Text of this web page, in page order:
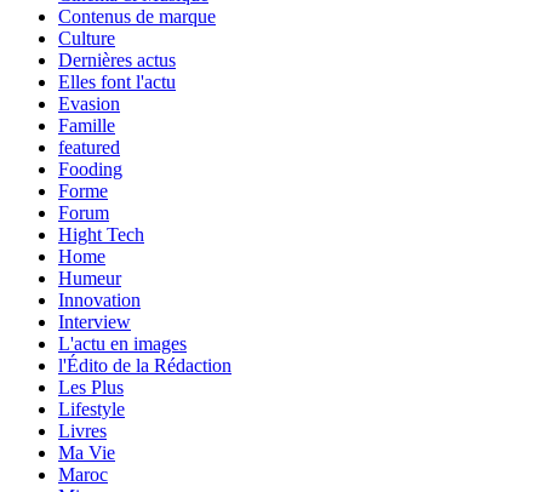
Contenus de marque
Culture
Dernières actus
Elles font l'actu
Evasion
Famille
featured
Fooding
Forme
Forum
Hight Tech
Home
Humeur
Innovation
Interview
L'actu en images
l'Édito de la Rédaction
Les Plus
Lifestyle
Livres
Ma Vie
Maroc